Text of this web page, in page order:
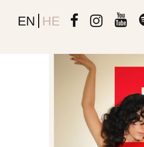
EN HE